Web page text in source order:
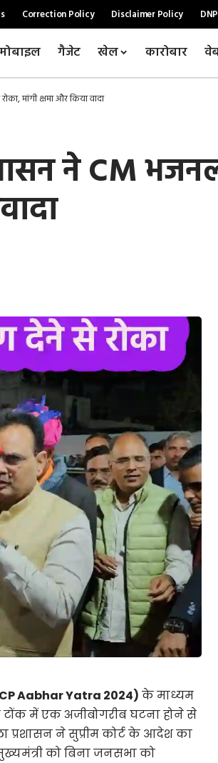
Correction Policy Disclaimer Policy
गैजेट खेल कारोबार
मांगी क्षमा और किया वादा
ने CM
Aabhar Yatra 2024) के माध्यम
में एक अजीबोगरीब घटना होने से
प्रशासन ने सुप्रीम कोर्ट के आदेश का
को बिना जनसभा को